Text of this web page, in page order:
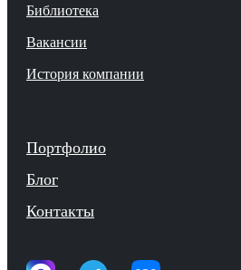
Библиотека
Вакансии
История компании
Портфолио
Блог
Контакты